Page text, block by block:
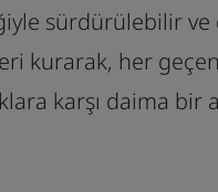
sürdürülebilir ve
kurarak, her
karşı daima bir